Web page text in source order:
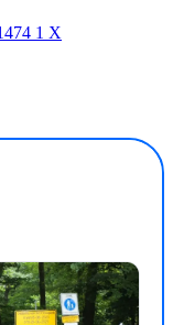
1 X